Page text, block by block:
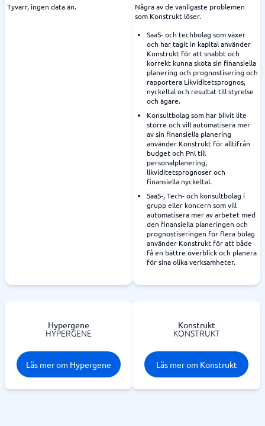
Tyvärr, ingen data än.
Några av de vanligaste problemen
som Konstrukt löser.
SaaS- och techbolag som växer
och har tagit in kapital använder
Konstrukt för att snabbt och
korrekt kunna sköta sin finansiella
planering och prognostisering och
rapportera Likviditetsprognos,
nyckeltal och resultat till styrelse
och ägare.
Konsultbolag som har blivit lite
större och vill automatisera mer
av sin finansiella planering
använder Konstrukt för alltifrån
budget och Pnl till
personalplanering,
likviditetsprognoser och
finansiella nyckeltal.
SaaS-, Tech- och konsultbolag i
grupp eller koncern som vill
automatisera mer av arbetet med
den finansiella planeringen och
prognostiseringen för flera bolag
använder Konstrukt för att både
få en bättre överblick och planera
för sina olika verksamheter.
Hypergene
HYPERGENE
Läs mer om Hypergene
Konstrukt
KONSTRUKT
Läs mer om Konstrukt